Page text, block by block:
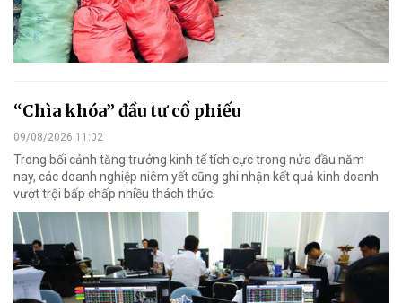
“Chìa khóa” đầu tư cổ phiếu
09/08/2026 11:02
Trong bối cảnh tăng trưởng kinh tế tích cực trong nửa đầu năm
nay, các doanh nghiệp niêm yết cũng ghi nhận kết quả kinh doanh
vượt trội bấp chấp nhiều thách thức.